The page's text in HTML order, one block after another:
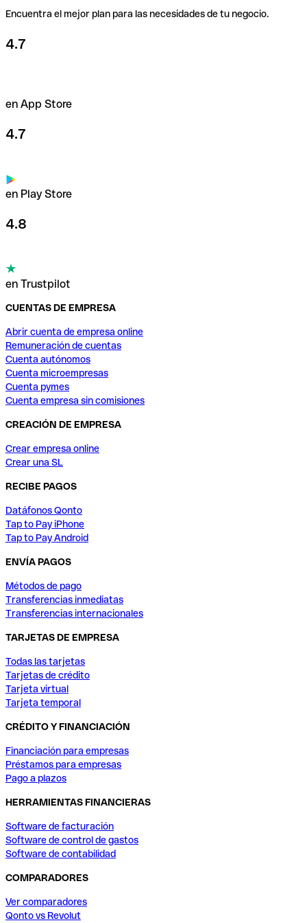
Usa nuestras tarjetas
Encuentra el mejor plan para las necesidades de tu negocio.
4.7
en App Store
4.7
en Play Store
4.8
en Trustpilot
CUENTAS DE EMPRESA
Abrir cuenta de empresa online
Remuneración de cuentas
Cuenta autónomos
Cuenta microempresas
Cuenta pymes
Cuenta empresa sin comisiones
CREACIÓN DE EMPRESA
Crear empresa online
Crear una SL
RECIBE PAGOS
Datáfonos Qonto
Tap to Pay iPhone
Tap to Pay Android
ENVÍA PAGOS
Métodos de pago
Transferencias inmediatas
Transferencias internacionales
TARJETAS DE EMPRESA
Todas las tarjetas
Tarjetas de crédito
Tarjeta virtual
Tarjeta temporal
CRÉDITO Y FINANCIACIÓN
Financiación para empresas
Préstamos para empresas
Pago a plazos
HERRAMIENTAS FINANCIERAS
Software de facturación
Software de control de gastos
Software de contabilidad
COMPARADORES
Ver comparadores
Qonto vs Revolut